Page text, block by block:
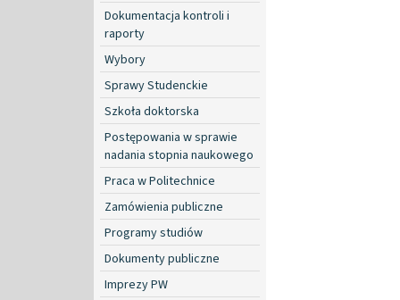
Dokumentacja kontroli i
raporty
Wybory
Sprawy Studenckie
Szkoła doktorska
Postępowania w sprawie
nadania stopnia naukowego
Praca w Politechnice
Zamówienia publiczne
Programy studiów
Dokumenty publiczne
Imprezy PW